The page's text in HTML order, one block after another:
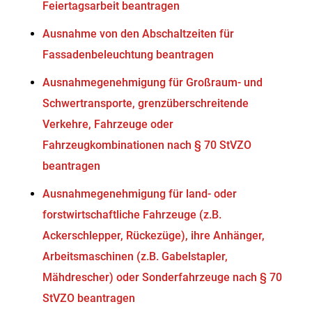
Feiertagsarbeit beantragen
Ausnahme von den Abschaltzeiten für
Fassadenbeleuchtung beantragen
Ausnahmegenehmigung für Großraum- und
Schwertransporte, grenzüberschreitende
Verkehre, Fahrzeuge oder
Fahrzeugkombinationen nach § 70 StVZO
beantragen
Ausnahmegenehmigung für land- oder
forstwirtschaftliche Fahrzeuge (z.B.
Ackerschlepper, Rückezüge), ihre Anhänger,
Arbeitsmaschinen (z.B. Gabelstapler,
Mähdrescher) oder Sonderfahrzeuge nach § 70
StVZO beantragen